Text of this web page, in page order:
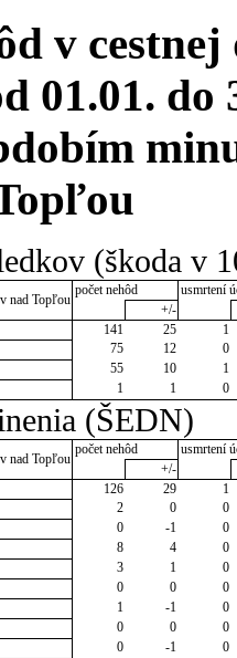
v cestnej
01.01. do
(škoda v
nad Topľou
počet nehôd
usmrtení
+/-
141 25
1
75 12
0
55 10
1
1 1 0
(ŠEDN)
nad Topľou
počet nehôd
usmrtení
+/-
126 29
1
2 0
0
0 -1
0
8 4
0
3 1
0
0 0
0
1 -1
0
0 0
0
0 -1
0